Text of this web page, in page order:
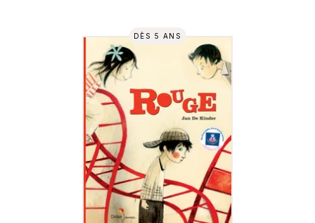
DÈS 5 ANS